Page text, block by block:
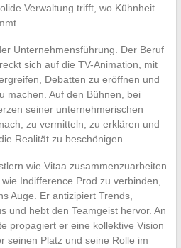
Verwaltung trifft, wo Kühnheit
Unternehmensführung. Der Beruf
sich auf die TV-Animation, mit
Debatten zu eröffnen und
machen. Auf den Bühnen, bei
seiner unternehmerischen
zu vermitteln, zu erklären und
Realität zu beschönigen.
wie Vitaa zusammenzuarbeiten
Indifference Prod zu verbinden,
Auge. Er antizipiert Trends,
und hebt den Teamgeist hervor. An
propagiert er eine kollektive Vision
seinen Platz und seine Rolle im